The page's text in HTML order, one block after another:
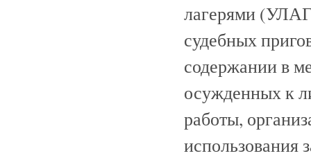
лагерями
судебных
содержании в
осужденных к
работы,
использования